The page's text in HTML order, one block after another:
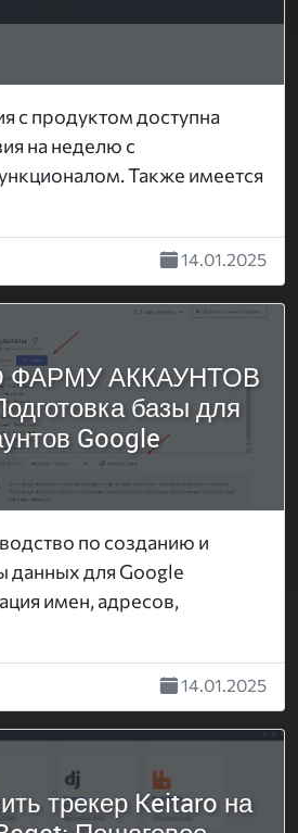
с продуктом доступна
на неделю с
Также имеется
14.01.2025
АККАУНТОВ
базы для
Google
по созданию и
данных для Google
имен, адресов,
14.01.2025
трекер Keitaro на